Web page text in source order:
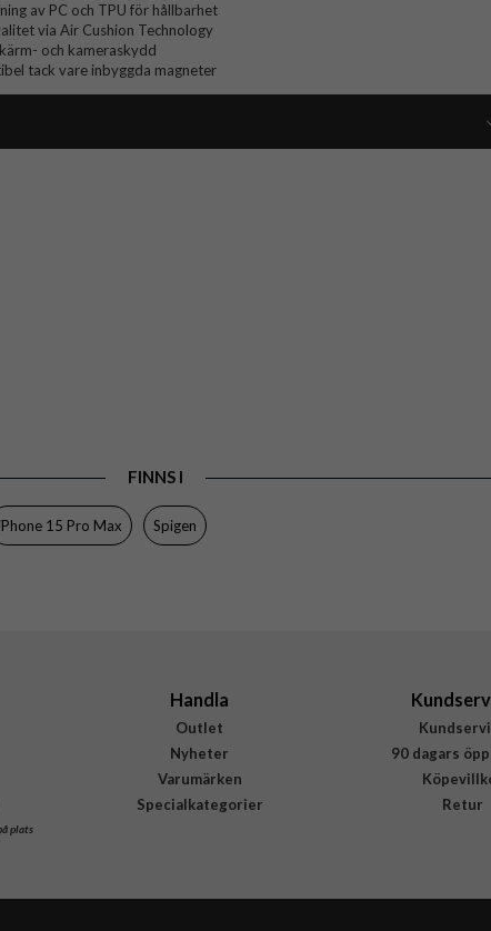
av PC och TPU för hållbarhet
via Air Cushion Technology
och kameraskydd
tack vare inbyggda magneter
FINNS I
iPhone 15 Pro Max Spigen
plats
Handla
Outlet
Nyheter
Varumärken
Specialkategorier
90 dagars
Retur